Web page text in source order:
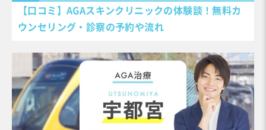
【口コミ】AGAスキンクリニックの体験談！無料カ
ウンセリング・診察の予約や流れ